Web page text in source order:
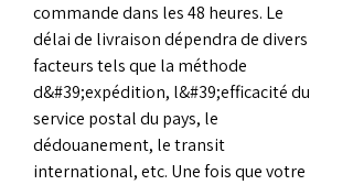
commande dans les 48 heures. Le
délai de livraison dépendra de divers
facteurs tels que la méthode
d&#39;expédition, l&#39;efficacité du
service postal du pays, le
dédouanement, le transit
international, etc. Une fois que votre